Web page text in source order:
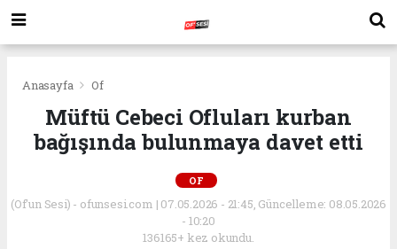
Anasayfa Of
Müftü Cebeci Ofluları kurban
bağışında bulunmaya davet etti
OF
(Of'un Sesi) - ofunsesi.com | 07.05.2026 - 21:45, Güncelleme: 08.05.2026
- 10:20
136165+ kez okundu.